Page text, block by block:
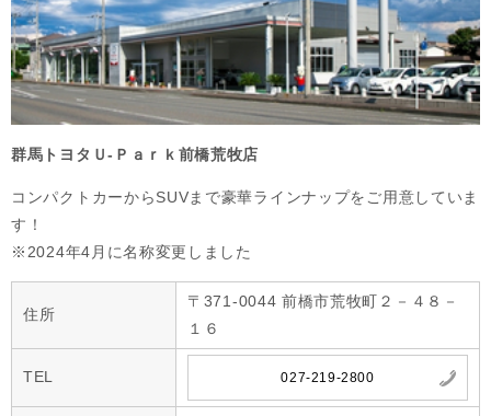
群馬トヨタＵ-Ｐａｒｋ前橋荒牧店
コンパクトカーからSUVまで豪華ラインナップをご用意していま
す！
※2024年4月に名称変更しました
住所
〒371-0044 前橋市荒牧町２－４８－
１６
TEL 027-219-2800